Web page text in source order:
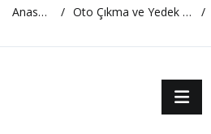
Anasayfa Oto Çıkma ve Yedek Parça